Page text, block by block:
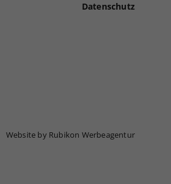
Datenschutz
Website by Rubikon Werbeagentur